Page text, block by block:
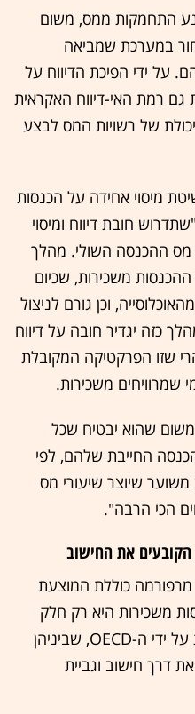
התחמקות ממס, משום
במערכת שמביאה
על ידי הפיכת הדיווח על
רמת האי-דיווח האקראית
של רשויות המס לבצע
מיסוי אחידה על הכנסות
חובת דיווח ומיסוי
מס ההכנסה השולי. מהלך
משכירות, שכיום
וכן גורם לניצול
כזה יגדיר חובה על דיווח
שזו הפרקטיקה המקובלת
שהוא יבטיח שכל
החייבת שלהם, לפי
שיוצר שיעורי מס
הכי הרבה".
את החישוב
כוללת המוצעת
משכירות היא רק חלק
אחד משורת רפורמות שמוצעות על ידי ה-OECD, שביניהן
דרך חישוב וגביית